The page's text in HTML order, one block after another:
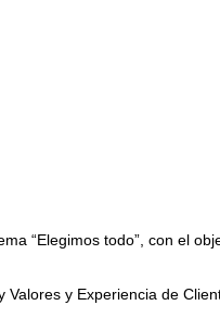
“Elegimos todo”, con el
y Experiencia de